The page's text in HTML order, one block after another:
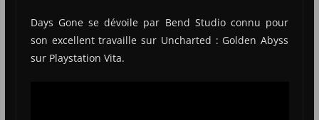
Days Gone se dévoile par Bend Studio connu pour
son excellent travaille sur Uncharted : Golden Abyss
sur Playstation Vita.